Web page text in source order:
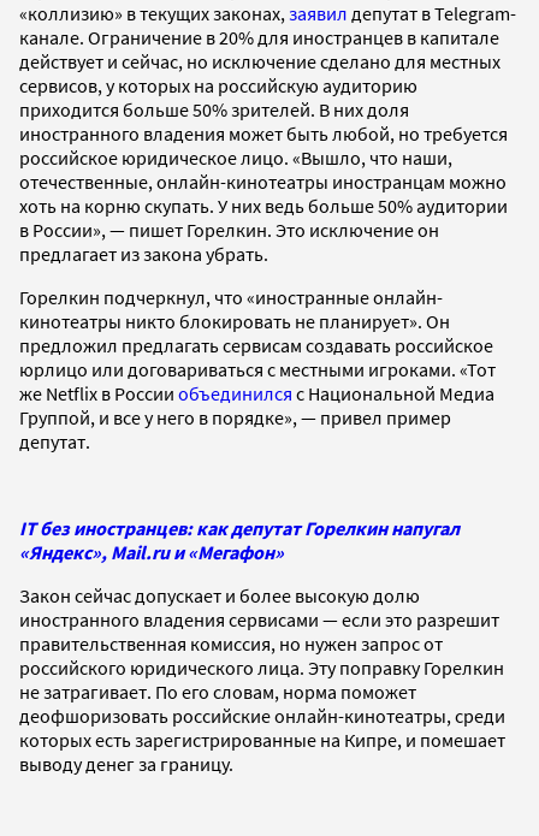
«коллизию» в текущих законах, заявил депутат в Telegram-
канале. Ограничение в 20% для иностранцев в капитале
действует и сейчас, но исключение сделано для местных
сервисов, у которых на российскую аудиторию
приходится больше 50% зрителей. В них доля
иностранного владения может быть любой, но требуется
российское юридическое лицо. «Вышло, что наши,
отечественные, онлайн-кинотеатры иностранцам можно
хоть на корню скупать. У них ведь больше 50% аудитории
в России», — пишет Горелкин. Это исключение он
предлагает из закона убрать.
Горелкин подчеркнул, что «иностранные онлайн-
кинотеатры никто блокировать не планирует». Он
предложил предлагать сервисам создавать российское
юрлицо или договариваться с местными игроками. «Тот
же Netflix в России объединился с Национальной Медиа
Группой, и все у него в порядке», — привел пример
депутат.
IT без иностранцев: как депутат Горелкин напугал
«Яндекс», Mail.ru и «Мегафон»
Закон сейчас допускает и более высокую долю
иностранного владения сервисами — если это разрешит
правительственная комиссия, но нужен запрос от
российского юридического лица. Эту поправку Горелкин
не затрагивает. По его словам, норма поможет
деофшоризовать российские онлайн-кинотеатры, среди
которых есть зарегистрированные на Кипре, и помешает
выводу денег за границу.